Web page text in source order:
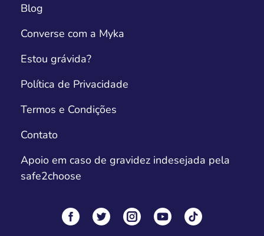
Blog
Converse com a Myka
Estou grávida?
Política de Privacidade
Termos e Condições
Contato
Apoio em caso de gravidez indesejada pela
safe2choose